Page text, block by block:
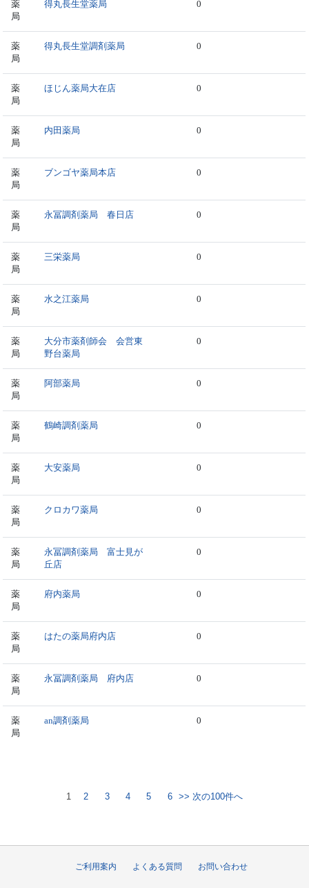
薬
局
得丸長生堂薬局 0
薬
局
得丸長生堂調剤薬局 0
薬
局
ほじん薬局大在店 0
薬
局
内田薬局 0
薬
局
ブンゴヤ薬局本店 0
薬
局
永冨調剤薬局 春日店 0
薬
局
三栄薬局 0
薬
局
水之江薬局 0
薬
局
大分市薬剤師会 会営東
野台薬局
0
薬
局
阿部薬局 0
薬
局
鶴崎調剤薬局 0
薬
局
大安薬局 0
薬
局
クロカワ薬局 0
薬
局
永冨調剤薬局 富士見が
丘店
0
薬
局
府内薬局 0
薬
局
はたの薬局府内店 0
薬
局
永冨調剤薬局 府内店 0
薬
局
an調剤薬局 0
1 2 3 4 5 6 >> 次の100件へ
ご利用案内 よくある質問 お問い合わせ